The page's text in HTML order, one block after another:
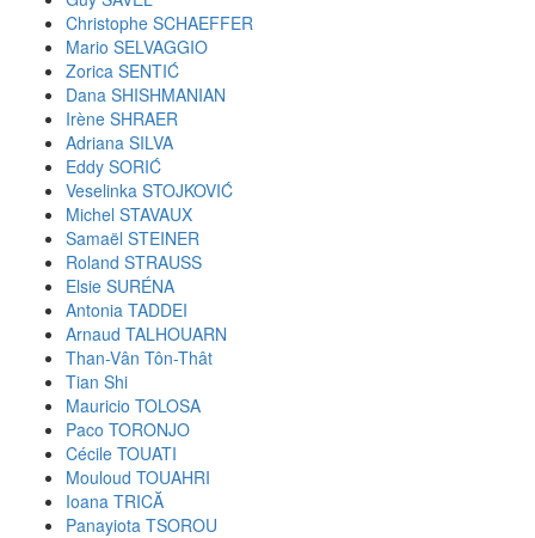
Christophe SCHAEFFER
Mario SELVAGGIO
Zorica SENTIĆ
Dana SHISHMANIAN
Irène SHRAER
Adriana SILVA
Eddy SORIĆ
Veselinka STOJKOVIĆ
Michel STAVAUX
Samaël STEINER
Roland STRAUSS
Elsie SURÉNA
Antonia TADDEI
Arnaud TALHOUARN
Than-Vân Tôn-Thât
Tian Shi
Mauricio TOLOSA
Paco TORONJO
Cécile TOUATI
Mouloud TOUAHRI
Ioana TRICĂ
Panayiota TSOROU